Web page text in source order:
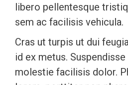
libero pellentesque
sem ac facilisis vehicula.
Cras ut turpis ut dui
id ex metus.
molestie facilisis dolor.